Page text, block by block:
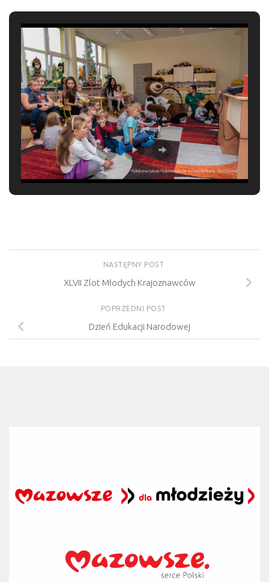
NASTĘPNY POST
XLVII Zlot Młodych Krajoznawców
POPRZEDNI POST
Dzień Edukacji Narodowej